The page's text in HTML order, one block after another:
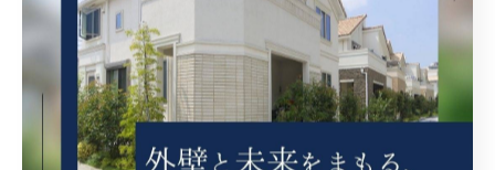
タグ Tags